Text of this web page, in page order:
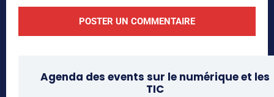
Agenda des events sur le numérique et les
TIC